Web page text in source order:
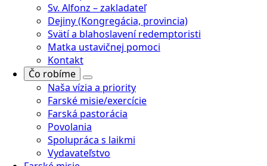
Sv. Alfonz – zakladateľ
Dejiny (Kongregácia, provincia)
Svätí a blahoslavení redemptoristi
Matka ustavičnej pomoci
Kontakt
Čo robíme
Naša vízia a priority
Farské misie/exercície
Farská pastorácia
Povolania
Spolupráca s laikmi
Vydavateľstvo